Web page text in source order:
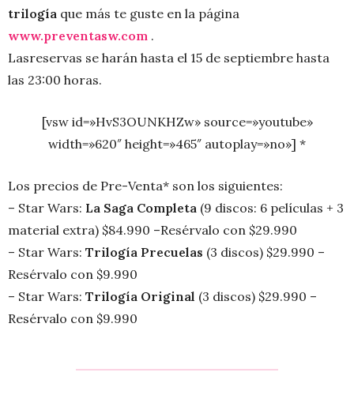
trilogía que más te guste en la página
www.preventasw.com .
Lasreservas se harán hasta el 15 de septiembre hasta
las 23:00 horas.
[vsw id=»HvS3OUNKHZw» source=»youtube»
width=»620″ height=»465″ autoplay=»no»] *
Los precios de Pre-Venta* son los siguientes:
– Star Wars: La Saga Completa (9 discos: 6 películas + 3
material extra) $84.990 –Resérvalo con $29.990
– Star Wars: Trilogía Precuelas (3 discos) $29.990 –
Resérvalo con $9.990
– Star Wars: Trilogía Original (3 discos) $29.990 –
Resérvalo con $9.990